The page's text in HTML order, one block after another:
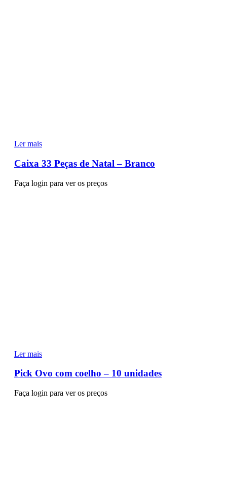
Ler mais
Caixa 33 Peças de Natal – Branco
Faça login para ver os preços
Ler mais
Pick Ovo com coelho – 10 unidades
Faça login para ver os preços